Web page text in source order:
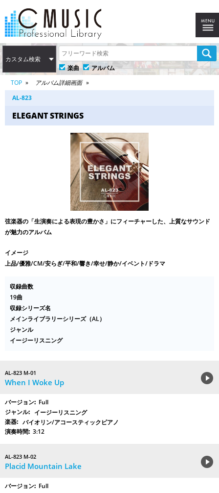
カスタム検索
楽曲
アルバム
TOP
アルバム詳細画面
AL-823
ELEGANT STRINGS
弦楽器の「生演奏による表現の豊かさ」にフィーチャーした、上質なサウンド
が魅力のアルバム
イメージ
上品/優雅/CM/安らぎ/平和/響き/幸せ/静か/イベント/ドラマ
収録曲数
19曲
収録シリーズ名
メインライブラリーシリーズ（AL）
ジャンル
イージーリスニング
AL-823 M-01
When I Woke Up
Full
イージーリスニング
バイオリン/アコースティックピアノ
3:12
AL-823 M-02
Placid Mountain Lake
Full